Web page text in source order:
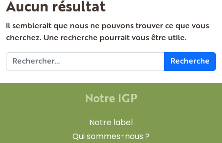
Aucun résultat
Il semblerait que nous ne pouvons trouver ce que vous
cherchez. Une recherche pourrait vous être utile.
Notre IGP
Notre label
Qui sommes-nous ?